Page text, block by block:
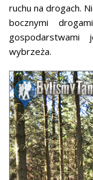
ruchu na drogach.
bocznymi
gospodarstwami
wybrzeża.